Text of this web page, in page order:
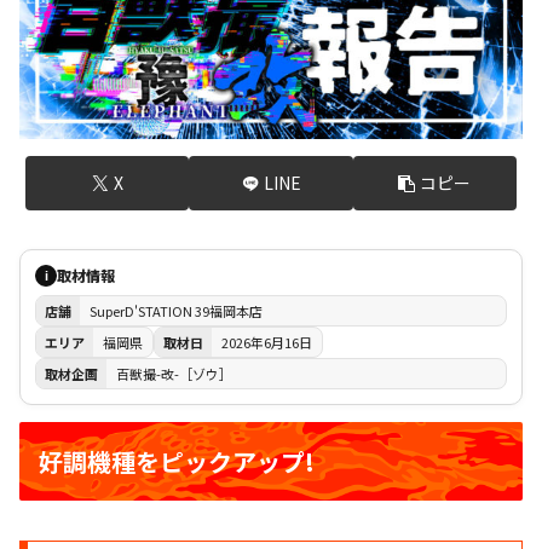
X LINE コピー
i 取材情報
店舗
SuperD'STATION 39福岡本店
エリア
福岡県 取材日
2026年6月16日
取材企画
百獣撮-改-［ゾウ］
好調機種をピックアップ!